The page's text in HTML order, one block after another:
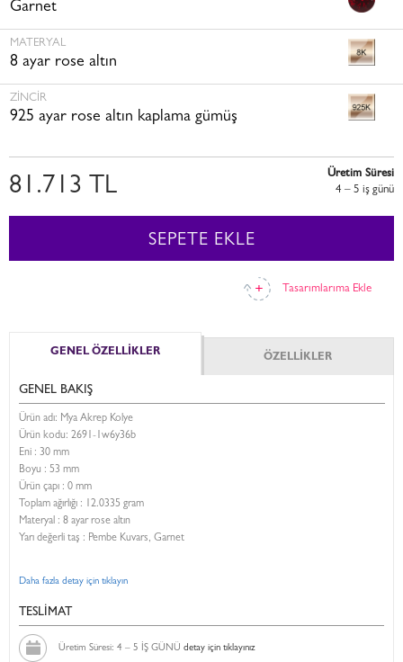
Garnet
MATERYAL
8 ayar rose altın
ZINCIR
925 ayar rose altın kaplama gümüş
Tasarımlarıma Ekle
81.713 TL
Üretim Süresi
4 – 5 i̇ş günü
SEPETE EKLE
GENEL ÖZELLİKLER ÖZELLİKLER
GENEL BAKIŞ
Ürün adı: Mya Akrep Kolye
Ürün kodu: 2691-1w6y36b
Eni : 30 mm
Boyu : 53 mm
Ürün çapı : 0 mm
Toplam ağırlığı : 12.0335 gram
Materyal : 8 ayar rose altın
Yarı değerli taş : Pembe Kuvars, Garnet
Daha fazla detay için tıklayın
TESLİMAT
Üretim Süresi: 4 – 5 İŞ GÜNÜ detay için tıklayınız